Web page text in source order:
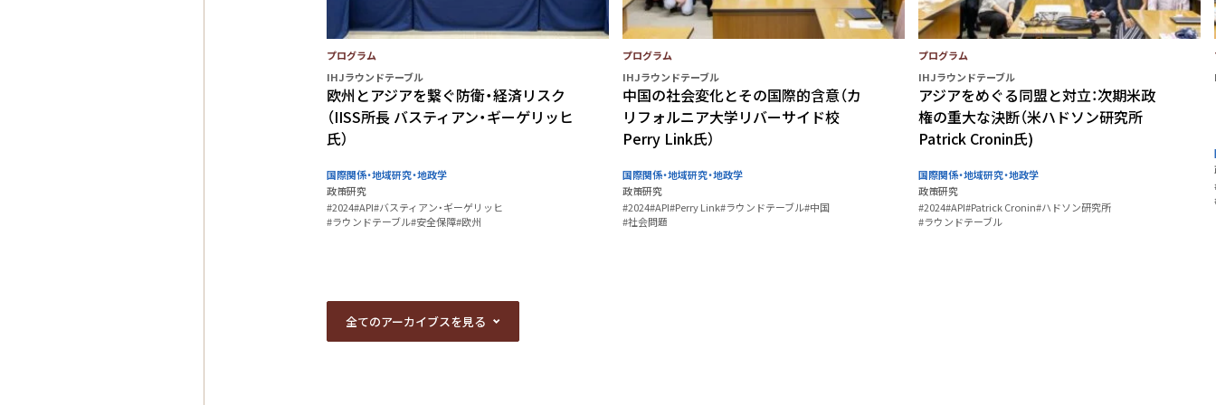
プログラム
IHJラウンドテーブル
欧州とアジアを繋ぐ防衛・経済リスク
（IISS所長 バスティアン・ギーゲリッヒ
氏）
国際関係・地域研究・地政学
政策研究
#2024#API#バスティアン・ギーゲリッヒ
#ラウンドテーブル#安全保障#欧州
プログラム
IHJラウンドテーブル
中国の社会変化とその国際的含意（カ
リフォルニア大学リバーサイド校
Perry Link氏）
国際関係・地域研究・地政学
政策研究
#2024#API#Perry Link#ラウンドテーブル#中国
#社会問題
プログラム
IHJラウンドテーブル
アジアをめぐる同盟と対立：次期米政
権の重大な決断（米ハドソン研究所
Patrick Cronin氏)
国際関係・地域研究・地政学
政策研究
#2024#API#Patrick Cronin#ハドソン研究所
#ラウンドテーブル
全てのアーカイブスを見る
全てのアーカイブスを見る